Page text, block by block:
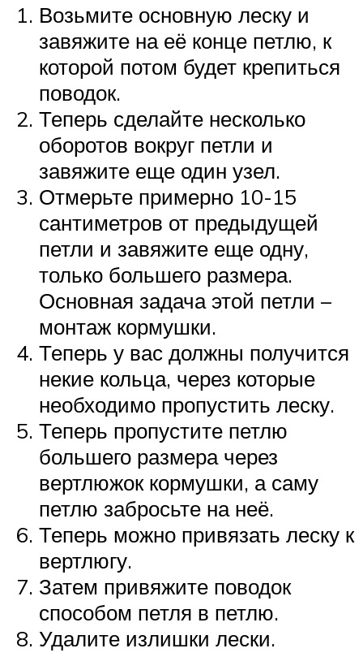
Возьмите основную леску и
завяжите на её конце петлю, к
которой потом будет крепиться
поводок.
Теперь сделайте несколько
оборотов вокруг петли и
завяжите еще один узел.
Отмерьте примерно 10-15
сантиметров от предыдущей
петли и завяжите еще одну,
только большего размера.
Основная задача этой петли –
монтаж кормушки.
Теперь у вас должны получится
некие кольца, через которые
необходимо пропустить леску.
Теперь пропустите петлю
большего размера через
вертлюжок кормушки, а саму
петлю забросьте на неё.
Теперь можно привязать леску к
вертлюгу.
Затем привяжите поводок
способом петля в петлю.
Удалите излишки лески.